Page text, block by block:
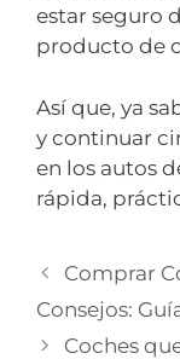
estar seguro
producto de
Así que, ya
y continuar
en los autos
rápida,
Comprar
Consejos:
Coches